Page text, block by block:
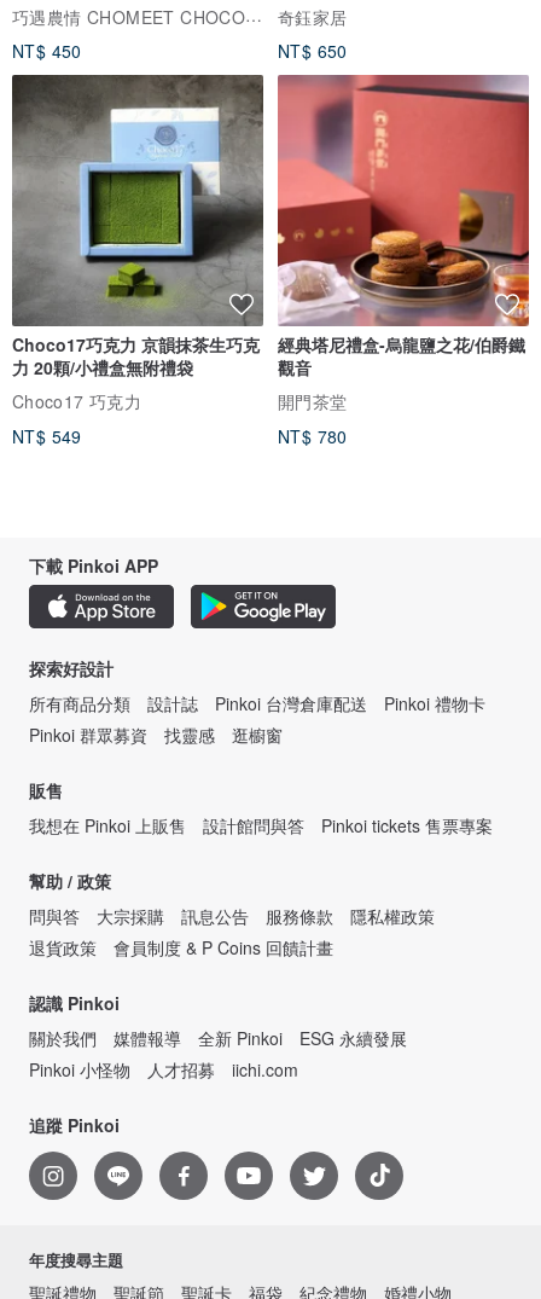
巧遇農情 CHOMEET CHOCOLATE
NT$ 450
奇鈺家居
NT$ 650
Choco17巧克力 京韻抹茶生巧克
力 20顆/小禮盒無附禮袋
Choco17 巧克力
NT$ 549
經典塔尼禮盒-烏龍鹽之花/伯爵鐵
觀音
開門茶堂
NT$ 780
下載 Pinkoi APP
探索好設計
所有商品分類
設計誌 Pinkoi 台灣倉庫配送
Pinkoi 禮物卡
Pinkoi 群眾募資
找靈感 逛櫥窗
販售
我想在 Pinkoi 上販售
設計館問與答 Pinkoi tickets 售票專案
幫助 / 政策
問與答
大宗採購 訊息公告 服務條款
隱私權政策
退貨政策
會員制度 & P Coins 回饋計畫
認識 Pinkoi
關於我們
媒體報導 全新 Pinkoi
ESG 永續發展
Pinkoi 小怪物
人才招募 iichi.com
追蹤 Pinkoi
年度搜尋主題
聖誕禮物 聖誕節 聖誕卡 福袋 紀念禮物 婚禮小物